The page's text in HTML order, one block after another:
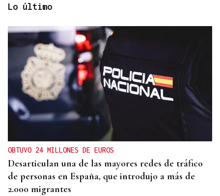
INFRAESTRUCTURAS
Xinzo estrena nueva travesía con carril bici y
Lo último
OBTUVO 24 MILLONES DE EUROS
Desarticulan una de las mayores redes de tráfico
de personas en España, que introdujo a más de
2.000 migrantes